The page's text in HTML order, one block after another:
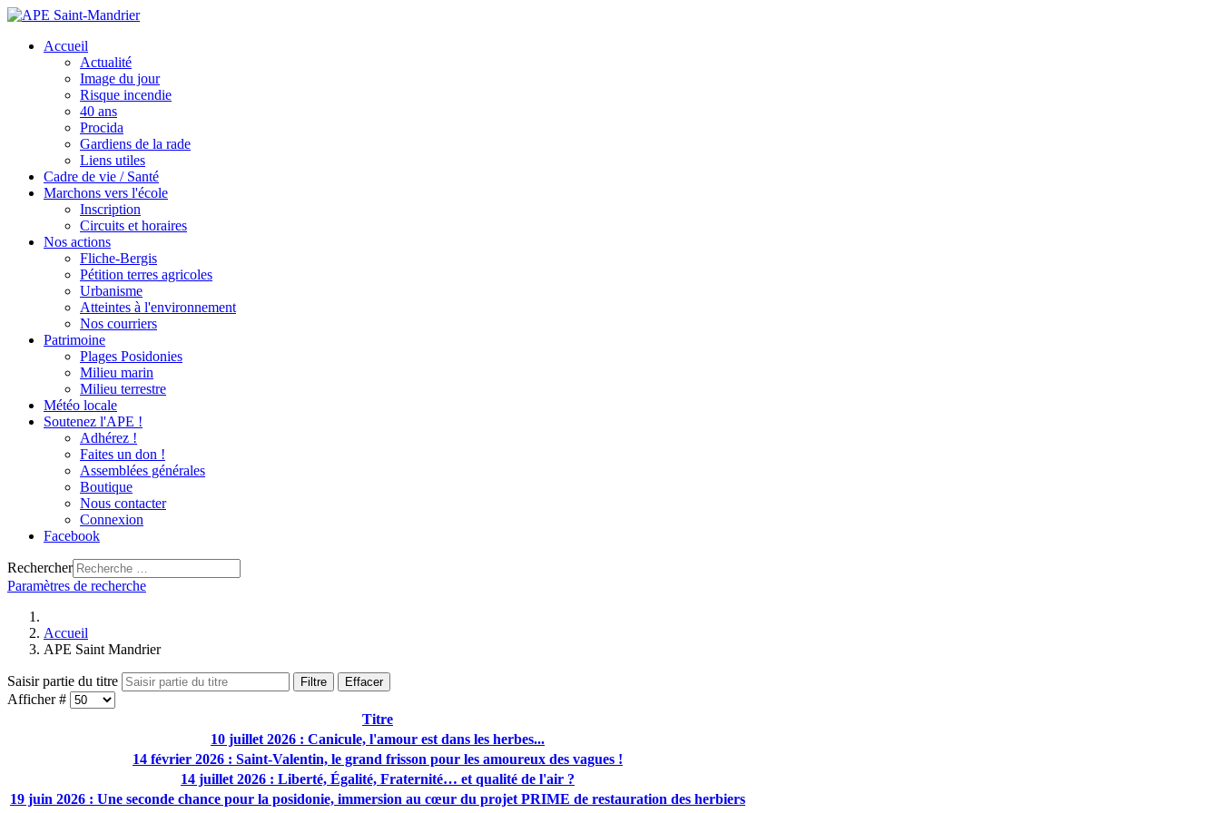
Accueil
Actualité
Image du jour
Risque incendie
40 ans
Procida
Gardiens de la rade
Liens utiles
Cadre de vie / Santé
Marchons vers l'école
Inscription
Circuits et horaires
Nos actions
Fliche-Bergis
Pétition terres agricoles
Urbanisme
Atteintes à l'environnement
Nos courriers
Patrimoine
Plages Posidonies
Milieu marin
Milieu terrestre
Météo locale
Soutenez l'APE !
Adhérez !
Faites un don !
Assemblées générales
Boutique
Nous contacter
Connexion
Facebook
Rechercher
Paramètres de recherche
Accueil
APE Saint Mandrier
Saisir partie du titre Filtre Effacer
Afficher #
Titre
10 juillet 2026 : Canicule, l'amour est dans les herbes...
14 février 2026 : Saint-Valentin, le grand frisson pour les amoureux des vagues !
14 juillet 2026 : Liberté, Égalité, Fraternité… et qualité de l'air ?
19 juin 2026 : Une seconde chance pour la posidonie, immersion au cœur du projet PRIME de restauration des herbiers